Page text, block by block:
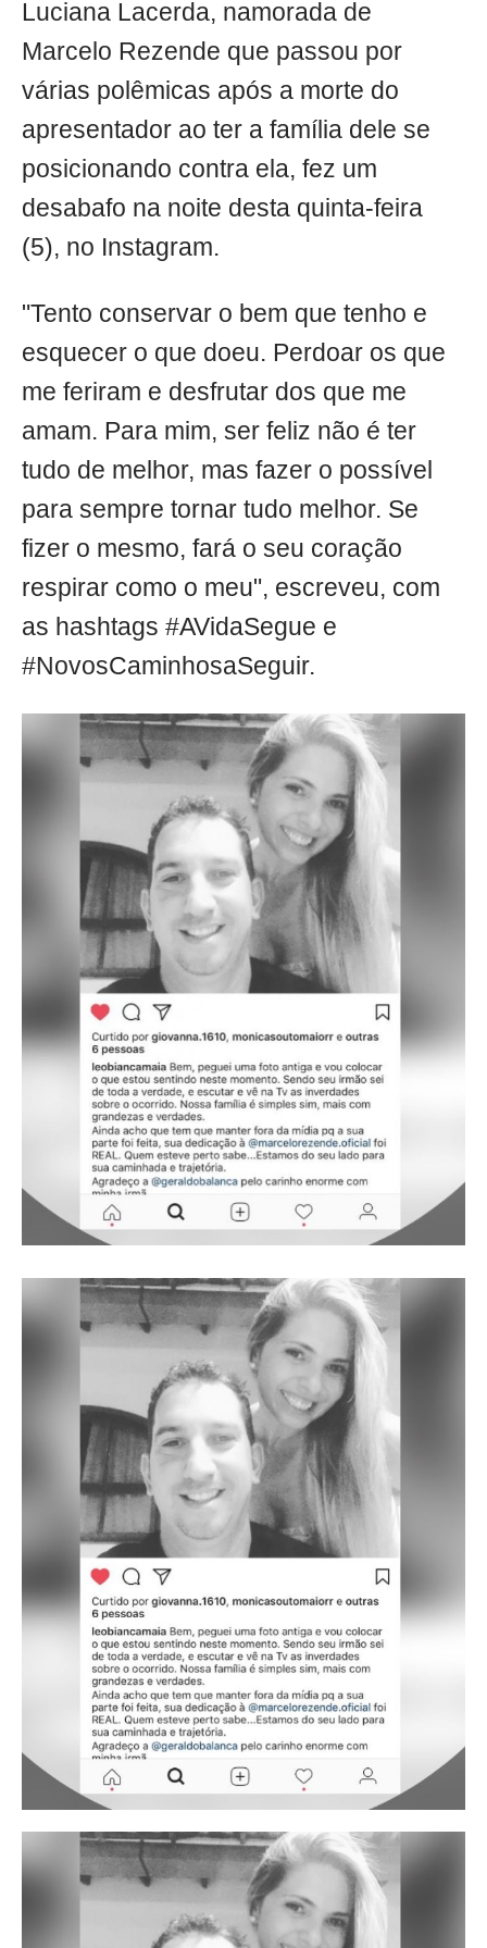
Luciana Lacerda, namorada de
Marcelo Rezende que passou por
várias polêmicas após a morte do
apresentador ao ter a família dele se
posicionando contra ela, fez um
desabafo na noite desta quinta-feira
(5), no Instagram.
"Tento conservar o bem que tenho e
esquecer o que doeu. Perdoar os que
me feriram e desfrutar dos que me
amam. Para mim, ser feliz não é ter
tudo de melhor, mas fazer o possível
para sempre tornar tudo melhor. Se
fizer o mesmo, fará o seu coração
respirar como o meu", escreveu, com
as hashtags #AVidaSegue e
#NovosCaminhosaSeguir.